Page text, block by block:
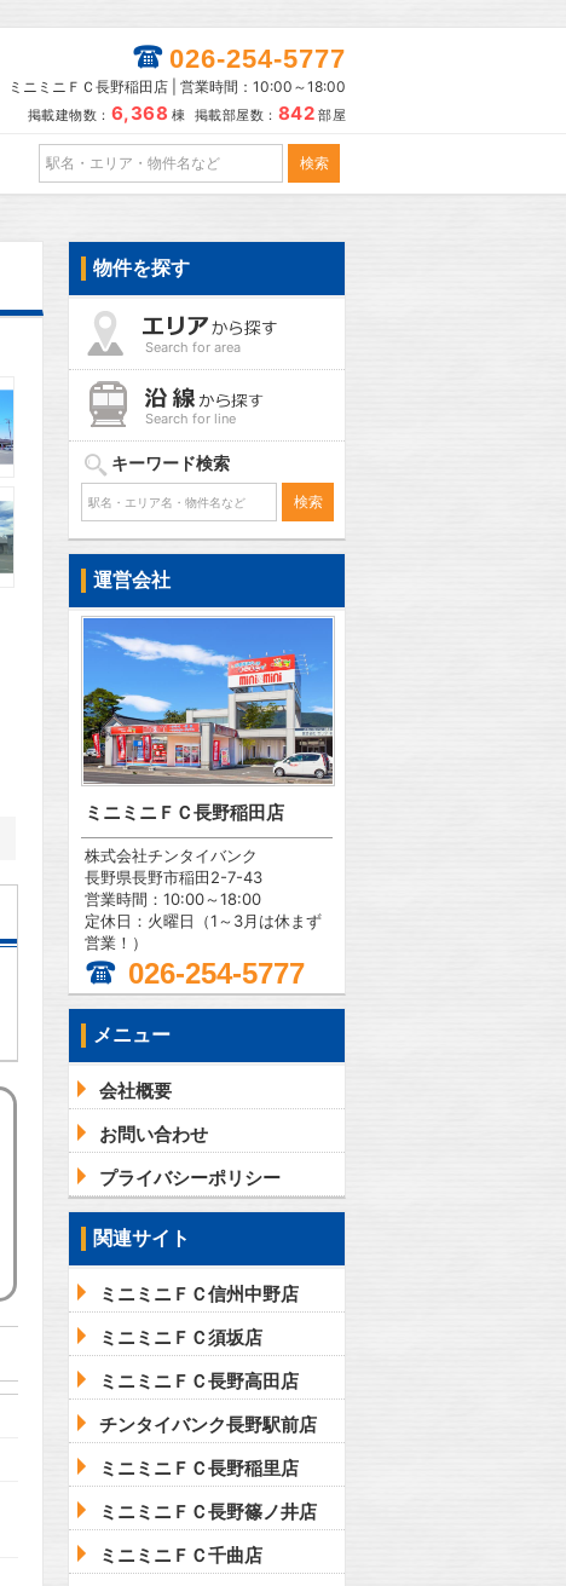
026-254-5777
ミニミニＦＣ長野稲田店 | 営業時間：10:00～18:00
掲載建物数： 6,368 棟 掲載部屋数： 842 部屋
物件を探す
Search for area
Search for line
キーワード検索
運営会社
ミニミニＦＣ長野稲田店
株式会社チンタイバンク
長野県長野市稲田2-7-43
営業時間：10:00～18:00
定休日：火曜日（1～3月は休まず
営業！）
026-254-5777
メニュー
会社概要
お問い合わせ
プライバシーポリシー
関連サイト
ミニミニＦＣ信州中野店
ミニミニＦＣ須坂店
ミニミニＦＣ長野高田店
チンタイバンク長野駅前店
ミニミニＦＣ長野稲里店
ミニミニＦＣ長野篠ノ井店
ミニミニＦＣ千曲店